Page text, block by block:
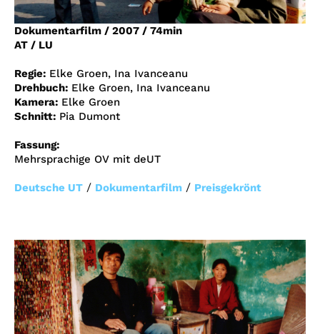
Account
Suche
Dokumentarfilm / 2007 / 74min
AT / LU
Regie: Elke Groen, Ina Ivanceanu
Drehbuch: Elke Groen, Ina Ivanceanu
Kamera: Elke Groen
Schnitt: Pia Dumont
Fassung:
Mehrsprachige OV mit deUT
Deutsche UT / Dokumentarfilm / Preisgekrönt